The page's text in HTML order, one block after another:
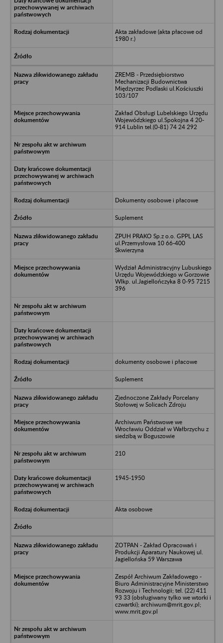
Akta zakładowe (akta płacowe od
1980 r.)
ZREMB - Przedsiębiorstwo
Mechanizacji Budownictwa
Międzyrzec Podlaski ul.Kościuszki
103/107
Zakład Obsługi Lubelskiego Urzędu
Wojewódzkiego ul.Spokojna 4 20-
914 Lublin tel.(0-81) 74 24 292
Dokumenty osobowe i płacowe
Suplement
ZPUH PRAKO Sp.z o.o. GPPL LAS
ul.Przemysłowa 10 66-400
Skwierzyna
Wydział Administracyjny Lubuskiego
Urzędu Wojewódzkiego w Gorzowie
Wlkp. ul.Jagiellończyka 8 0-95 7215
396
dokumenty osobowe i płacowe
Suplement
Zjednoczone Zakłady Porcelany
Stołowej w Solicach Zdroju
Archiwum Państwowe we
Wrocławiu Oddział w Wałbrzychu z
siedzibą w Boguszowie
210
1945-1950
Akta osobowe
ZOTPAN - Zakład Opracowań i
Produkcji Aparatury Naukowej ul.
Jagiellońska 59 Warszawa
Zespół Archiwum Zakładowego -
Biuro Administracyjne Ministerstwo
Rozwoju i Technologii; tel. (22) 411
93 33 (obsługiwany tylko we wtorki i
czwartki); archiwum@mrit.gov.pl;
www.mrit.gov.pl